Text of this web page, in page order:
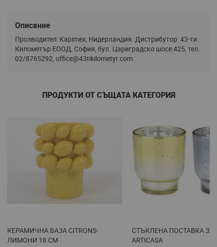
Описание
Прозводител: Kapimex, Нидерландия. Дистрибутор: 43-ти
Километър ЕООД, София, бул. Цариградско шосе 425, тел.
02/8765292, office@43tikilometyr.com
ПРОДУКТИ ОТ СЪЩАТА КАТЕГОРИЯ
КЕРАМИЧНА ВАЗА CITRONS-
ЛИМОНИ 18 СМ
СТЪКЛЕНА ПОСТАВКА ЗА
ARTICASA